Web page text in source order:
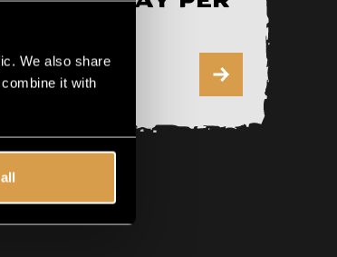
We also share
it with